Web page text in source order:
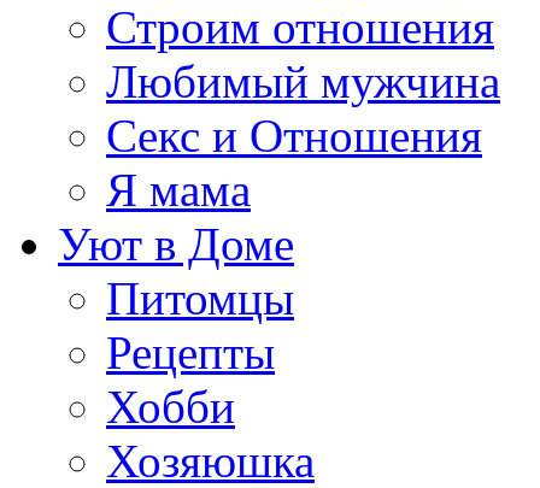
Строим отношения
Любимый мужчина
Секс и Отношения
Я мама
Уют в Доме
Питомцы
Рецепты
Хобби
Хозяюшка